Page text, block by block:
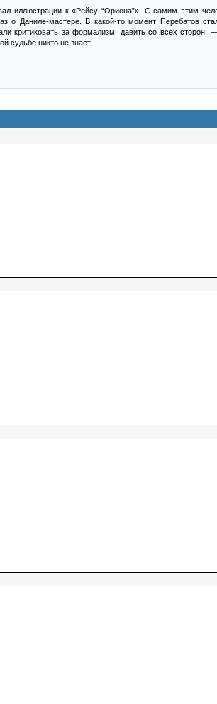
иллюстрации к «Рейсу “Ориона”». С самим этим
о Даниле-мастере. В какой-то момент Перебатов
критиковать за формализм, давить со всех сторон,
судьбе никто не знает.